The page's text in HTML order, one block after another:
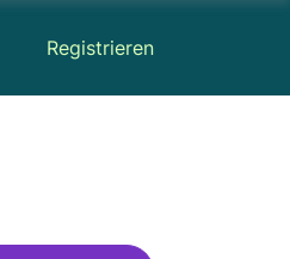
Registrieren